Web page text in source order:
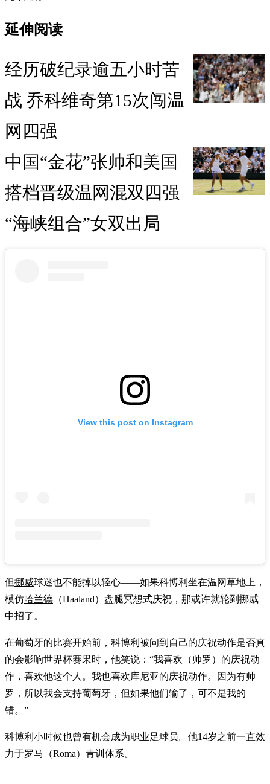
延伸阅读
经历破纪录逾五小时苦
战 乔科维奇第15次闯温
网四强
中国“金花”张帅和美国
搭档晋级温网混双四强
“海峡组合”女双出局
View this post on Instagram
但挪威球迷也不能掉以轻心——如果科博利坐在温网草地上，
模仿哈兰德 （Haaland）盘腿冥想式庆祝，那或许就轮到挪威
中招了。
在葡萄牙的比赛开始前，科博利被问到自己的庆祝动作是否真
的会影响世界杯赛果时，他笑说：“我喜欢（帅罗）的庆祝动
作，喜欢他这个人。我也喜欢库尼亚的庆祝动作。因为有帅
罗，所以我会支持葡萄牙，但如果他们输了，可不是我的
错。”
科博利小时候也曾有机会成为职业足球员。他14岁之前一直效
力于罗马（Roma）青训体系。